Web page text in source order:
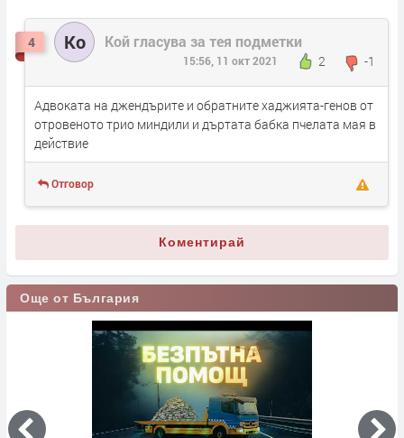
4 Ко Кой гласува за тея подметки
2 -1
15:56, 11 окт 2021
Адвоката на джендърите и обратните хаджията-генов от
отровеното трио миндили и дъртата бабка пчелата мая в
действие
Отговор
Коментирай
Още от България